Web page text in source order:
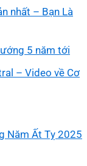
nhất – Bạn Là
5 năm tới
– Video về Cơ
Năm Ất Tỵ 2025